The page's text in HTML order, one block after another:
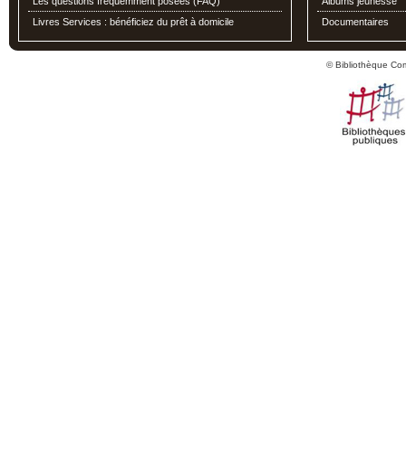
Livres Services : bénéficiez du prêt à domicile
Documentaires
© Bibliothèque